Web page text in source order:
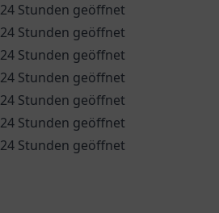
24 Stunden geöffnet
24 Stunden geöffnet
24 Stunden geöffnet
24 Stunden geöffnet
24 Stunden geöffnet
24 Stunden geöffnet
24 Stunden geöffnet